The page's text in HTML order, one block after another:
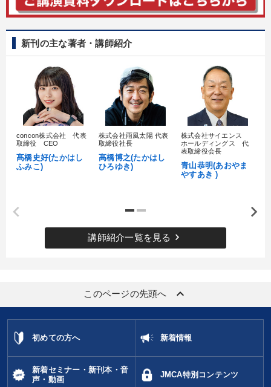
新刊の主な著者・講師紹介
concon株式会社 代表
取締役 CEO
髙橋史好(たかはし
ふみこ)
株式会社雨風太陽 代表
取締役社長
高橋博之(たかはし
ひろゆき)
株式会社サイエンス
ホールディングス 代
表取締役会長
青山恭明(あおやま
やすあき )
講師紹介一覧を見る keyboard_arrow_right
このページの先頭へ keyboard_arrow_up
初めての方へ 新着情報
新着セミナー・新刊本・音
声・動画
JMCA特別コンテンツ